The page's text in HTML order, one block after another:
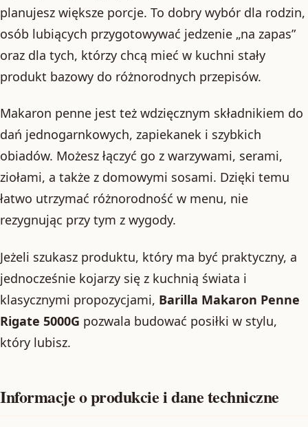
planujesz większe porcje. To dobry wybór dla rodzin,
osób lubiących przygotowywać jedzenie „na zapas”
oraz dla tych, którzy chcą mieć w kuchni stały
produkt bazowy do różnorodnych przepisów.
Makaron penne jest też wdzięcznym składnikiem do
dań jednogarnkowych, zapiekanek i szybkich
obiadów. Możesz łączyć go z warzywami, serami,
ziołami, a także z domowymi sosami. Dzięki temu
łatwo utrzymać różnorodność w menu, nie
rezygnując przy tym z wygody.
Jeżeli szukasz produktu, który ma być praktyczny, a
jednocześnie kojarzy się z kuchnią świata i
klasycznymi propozycjami, Barilla Makaron Penne
Rigate 5000G pozwala budować posiłki w stylu,
który lubisz.
Informacje o produkcie i dane techniczne